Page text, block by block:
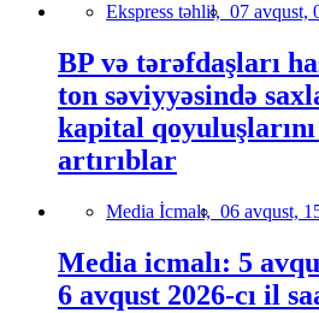
Ekspress təhlil, 07 avqust,
BP və tərəfdaşları
ton səviyyəsində
kapital
artırıblar
Media İcmalı, 06 avqust,
Media icmalı: 5
6 avqust 2026-cı il